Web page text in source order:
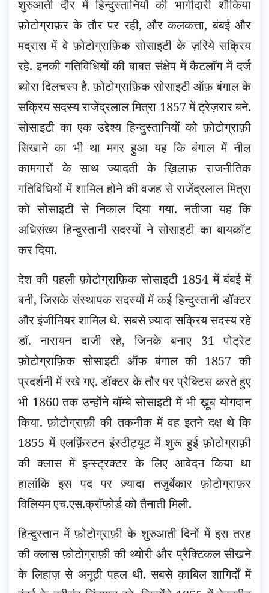
शुरुआती दौर में हिन्दुस्तानियों की भागीदारी शौकिया
फ़ोटोग्राफ़र के तौर पर रही, और कलकत्ता, बंबई और
मद्रास में वे फ़ोटोग्राफ़िक सोसाइटी के ज़रिये सक्रिय
रहे. इनकी गतिविधियों की बाबत संक्षेप में कैटलॉग में दर्ज
ब्योरा दिलचस्प है. फ़ोटोग्राफ़िक सोसाइटी ऑफ़ बंगाल के
सक्रिय सदस्य राजेंद्रलाल मित्रा 1857 में ट्रेज़रार बने.
सोसाइटी का एक उद्देश्य हिन्दुस्तानियों को फ़ोटोग्राफ़ी
सिखाने का भी था मगर हुआ यह कि बंगाल में नील
कामगारों के साथ ज्यादती के ख़िलाफ़ राजनीतिक
गतिविधियों में शामिल होने की वजह से राजेंद्रलाल मित्रा
को सोसाइटी से निकाल दिया गया. नतीजा यह कि
अधिसंख्य हिन्दुस्तानी सदस्यों ने सोसाइटी का बायकॉट
कर दिया.
देश की पहली फ़ोटोग्राफ़िक सोसाइटी 1854 में बंबई में
बनी, जिसके संस्थापक सदस्यों में कई हिन्दुस्तानी डॉक्टर
और इंजीनियर शामिल थे. सबसे ज़्यादा सक्रिय सदस्य रहे
डॉ. नारायन दाजी रहे, जिनके बनाए 31 पोट्रेट
फ़ोटोग्राफ़िक सोसाइटी ऑफ बंगाल की 1857 की
प्रदर्शनी में रखे गए. डॉक्टर के तौर पर प्रैक्टिस करते हुए
भी 1860 तक उन्होंने बॉम्बे सोसाइटी में भी ख़ूब योगदान
किया. फ़ोटोग्राफ़ी की तकनीक में वह इतने दक्ष थे कि
1855 में एलफ़िंस्टन इंस्टीट्यूट में शुरू हुई फ़ोटोग्राफ़ी
की क्लास में इन्स्ट्रक्टर के लिए आवेदन किया था
हालांकि इस पद पर ज़्यादा तजुर्बेकार फ़ोटोग्राफ़र
विलियम एच.एस.क्रॉफोर्ड को तैनाती मिली.
हिन्दुस्तान में फ़ोटोग्राफ़ी के शुरुआती दिनों में इस तरह
की क्लास फ़ोटोग्राफ़ी की थ्योरी और प्रैक्टिकल सीखने
के लिहाज़ से अनूठी पहल थी. सबसे क़ाबिल शागिर्दों में